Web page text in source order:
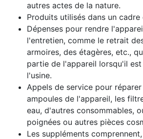
autres actes de la nature.
Produits utilisés dans un cadre
Dépenses pour rendre
l'entretien, comme le retrait
armoires, des étagères, etc.,
partie de l'appareil lorsqu'il
l'usine.
Appels de service pour
ampoules de l'appareil, les
eau, d'autres consommables,
poignées ou autres pièces
Les suppléments